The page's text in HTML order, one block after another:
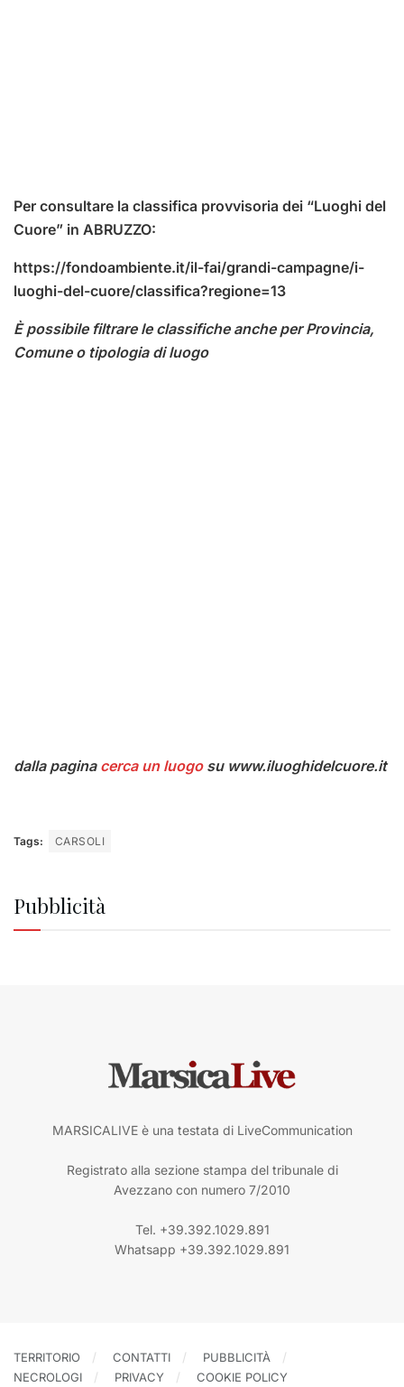
Per consultare la classifica provvisoria dei “Luoghi del
Cuore” in ABRUZZO:
https://fondoambiente.it/il-fai/grandi-campagne/i-
luoghi-del-cuore/classifica?regione=13
È possibile filtrare le classifiche anche per Provincia,
Comune o tipologia di luogo
dalla pagina cerca un luogosu www.iluoghidelcuore.it
Tags: CARSOLI
Pubblicità
MARSICALIVE è una testata di LiveCommunication
Registrato alla sezione stampa del tribunale di
Avezzano con numero 7/2010
Tel. +39.392.1029.891
Whatsapp +39.392.1029.891
TERRITORIO CONTATTI
PUBBLICITÀ
NECROLOGI
PRIVACY COOKIE POLICY